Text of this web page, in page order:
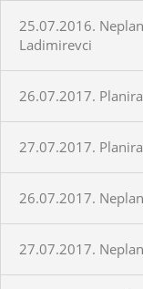
25.07.2016.
Ladimirevci
26.07.2017.
27.07.2017.
26.07.2017.
27.07.2017.